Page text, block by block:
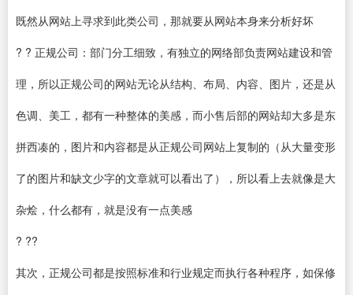
既然从网站上寻求到此类公司，那就要从网站本身来分析好坏
? ? 正规公司：部门分工细致，有独立的网络部负责网站建设和管
理，所以正规公司的网站无论从结构、布局、内容、图片，还是从
色调、美工，都有一种整体的美感，而小售后部的网站却大多是东
拼西凑的，图片和内容都是从正规公司网站上复制的（从大量变形
了的图片和缺文少字的文章就可以看出了），所以看上去就像是大
杂烩，什么都有，就是没有一点美感
? ??
其次，正规公司都是按照标准和行业规定而执行各种程序，如保修